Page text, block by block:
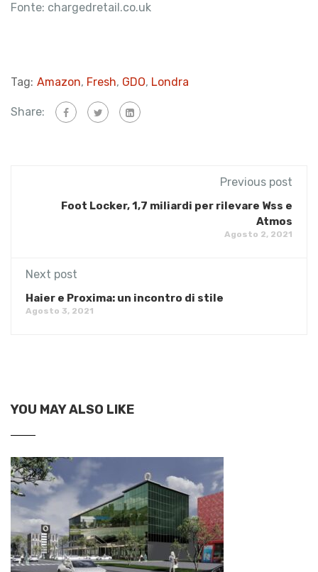
Fonte: chargedretail.co.uk
Tag: Amazon, Fresh, GDO, Londra
Share:
Previous post
Foot Locker, 1,7 miliardi per rilevare Wss e
Atmos
Agosto 2, 2021
Next post
Haier e Proxima: un incontro di stile
Agosto 3, 2021
YOU MAY ALSO LIKE